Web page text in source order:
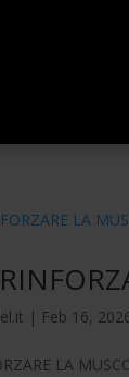
| Feb 16,
LA